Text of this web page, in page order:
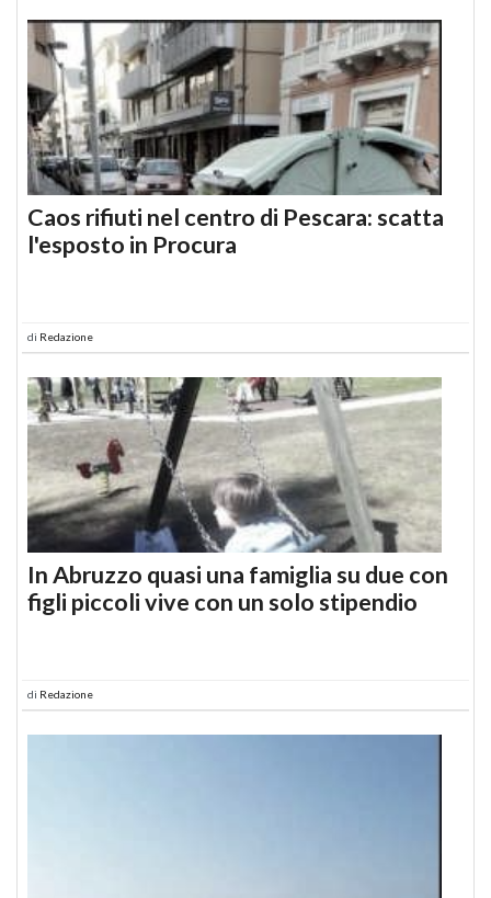
Caos rifiuti nel centro di Pescara: scatta
l'esposto in Procura
di Redazione
In Abruzzo quasi una famiglia su due con
figli piccoli vive con un solo stipendio
di Redazione